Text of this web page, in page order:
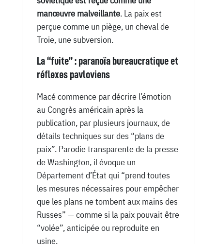
manœuvre malveillante. La paix est
perçue comme un piège, un cheval de
Troie, une subversion.
La “fuite” : paranoïa bureaucratique et
réflexes pavloviens
Macé commence par décrire l’émotion
au Congrès américain après la
publication, par plusieurs journaux, de
détails techniques sur des “plans de
paix”. Parodie transparente de la presse
de Washington, il évoque un
Département d’État qui “prend toutes
les mesures nécessaires pour empêcher
que les plans ne tombent aux mains des
Russes” — comme si la paix pouvait être
“volée”, anticipée ou reproduite en
usine.